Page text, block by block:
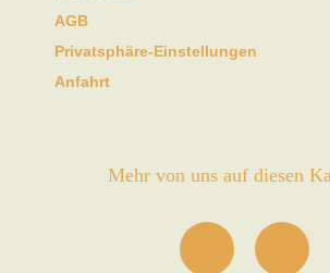
AGB
Privatsphäre-Einstellungen
Anfahrt
Mehr von uns auf diesen